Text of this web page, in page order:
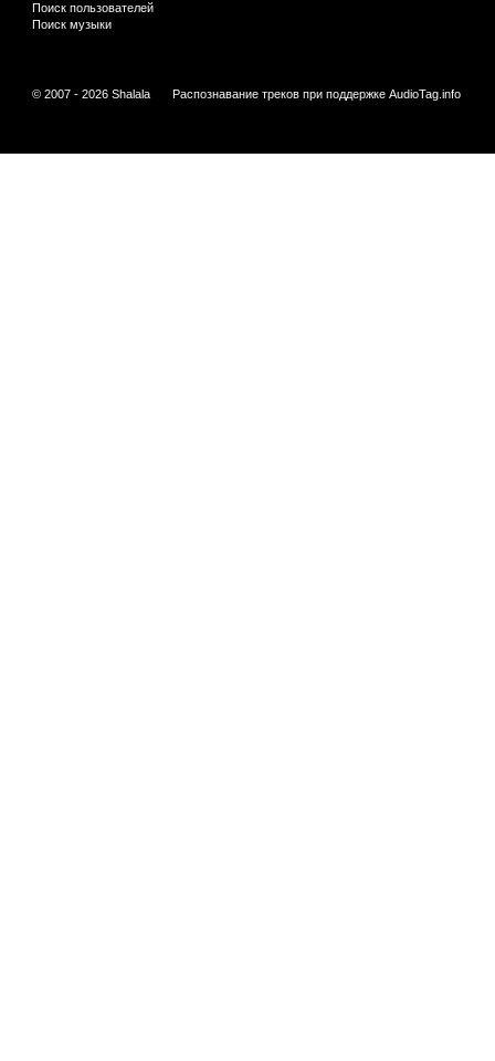
Поиск пользователей
Поиск музыки
© 2007 - 2026 Shalala Распознавание треков при поддержке AudioTag.info